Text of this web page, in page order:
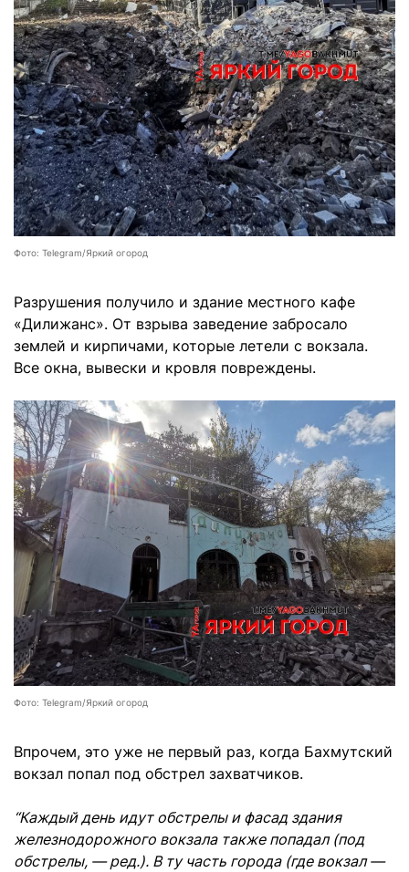
Фото: Telegram/Яркий огород
Разрушения получило и здание местного кафе
«Дилижанс». От взрыва заведение забросало
землей и кирпичами, которые летели с вокзала.
Все окна, вывески и кровля повреждены.
Фото: Telegram/Яркий огород
Впрочем, это уже не первый раз, когда Бахмутский
вокзал попал под обстрел захватчиков.
“Каждый день идут обстрелы и фасад здания
железнодорожного вокзала также попадал (под
обстрелы, — ред.). В ту часть города (где вокзал —